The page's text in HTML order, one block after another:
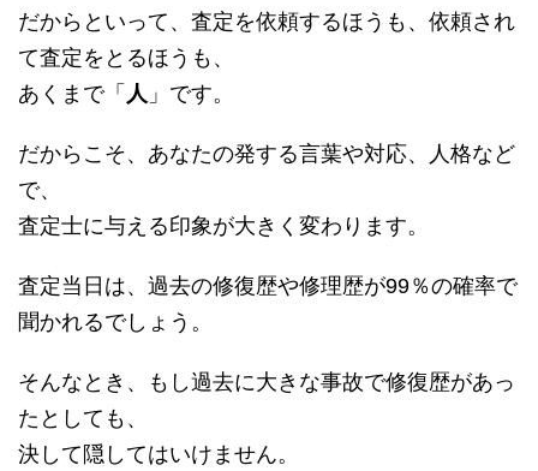
だからといって、査定を依頼するほうも、依頼され
て査定をとるほうも、
あくまで「 人 」です。
だからこそ、あなたの発する言葉や対応、人格など
で、
査定士に与える印象が大きく変わります。
査定当日は、過去の修復歴や修理歴が99％の確率で
聞かれるでしょう。
そんなとき、もし過去に大きな事故で修復歴があっ
たとしても、
決して隠してはいけません。